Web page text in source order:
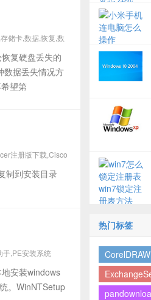
储卡,数据,恢复,数
复硬盘丢失的
数据丢失情况方
望第
注册版下载,Cisco
制到安装目录
,PE安装系统
安装windows
。WinNTSetup
热门标签